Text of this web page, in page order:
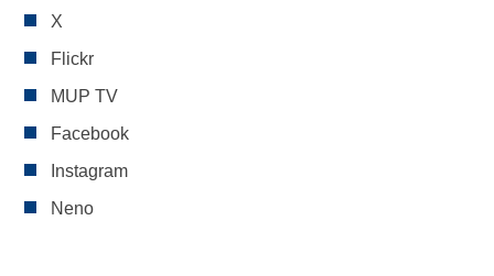
X
Flickr
MUP TV
Facebook
Instagram
Neno